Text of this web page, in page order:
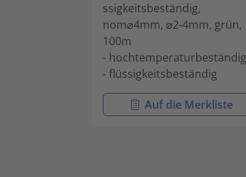
ssigkeitsbeständig,
nom⌀4mm, ⌀2-4mm, grün,
100m
- hochtemperaturbeständig
- flüssigkeitsbeständig
Auf die Merkliste